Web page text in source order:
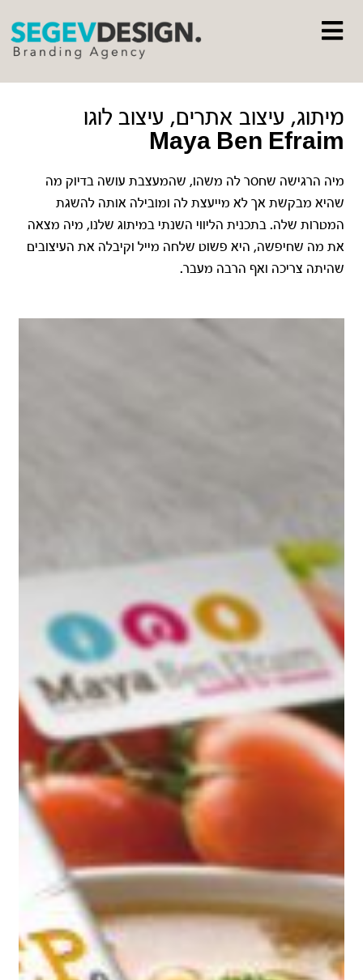
מיתוג, עיצוב אתרים, עיצוב לוגו
Maya Ben Efraim
מיה הרגישה שחסר לה משהו, שהמעצבת עושה בדיוק מה
שהיא מבקשת אך לא מייעצת לה ומובילה אותה להשגת
המטרות שלה. בתכנית הליווי השנתי במיתוג שלנו, מיה מצאה
את מה שחיפשה, היא פשוט שלחה מייל וקיבלה את העיצובים
שהיתה צריכה ואף הרבה מעבר.